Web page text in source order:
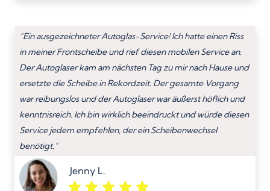
“Ein ausgezeichneter Autoglas-Service! Ich hatte einen Riss
in meiner Frontscheibe und rief diesen mobilen Service an.
Der Autoglaser kam am nächsten Tag zu mir nach Hause und
ersetzte die Scheibe in Rekordzeit. Der gesamte Vorgang
war reibungslos und der Autoglaser war äußerst höflich und
kenntnisreich. Ich bin wirklich beeindruckt und würde diesen
Service jedem empfehlen, der ein Scheibenwechsel
benötigt.”
Jenny L.